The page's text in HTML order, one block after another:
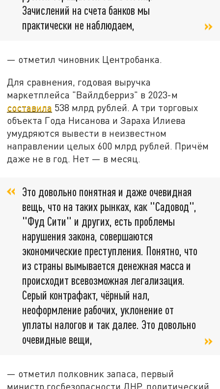
Зачислений на счета банков мы
практически не наблюдаем,
— отметил чиновник Центробанка.
Для сравнения, годовая выручка
маркетплейса "Вайлдберриз" в 2023-м
составила 538 млрд рублей. А три торговых
объекта Года Нисанова и Зараха Илиева
умудряются вывести в неизвестном
направлении целых 600 млрд рублей. Причём
даже не в год. Нет — в месяц.
Это довольно понятная и даже очевидная
вещь, что на таких рынках, как "Садовод",
"Фуд Сити" и других, есть проблемы
нарушения закона, совершаются
экономические преступления. Понятно, что
из страны вымывается денежная масса и
происходит всевозможная легализация.
Серый контрафакт, чёрный нал,
неоформление рабочих, уклонение от
уплаты налогов и так далее. Это довольно
очевидные вещи,
— отметил полковник запаса, первый
министр госбезопасности ДНР, политический